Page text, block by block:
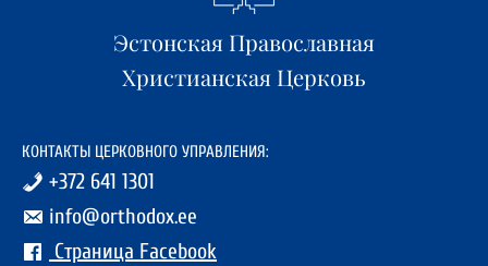
Эстонская Православная
Христианская Церковь
КОНТАКТЫ ЦЕРКОВНОГО УПРАВЛЕНИЯ:
+372 641 1301
info@orthodox.ee
Страница Facebook